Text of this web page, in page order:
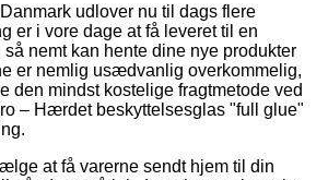
udlover nu til dags flere
er i vore dage at få leveret til en
nemt kan hente dine nye produkter
er nemlig usædvanlig overkommelig,
den mindst kostelige fragtmetode ved
– Hærdet beskyttelsesglas "full glue"
at få varerne sendt hjem til din